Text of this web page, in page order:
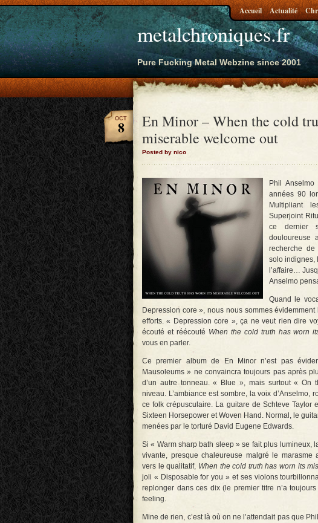
metalchroniques.fr
Pure Fucking Metal Webzine since 2001
Accueil Actualité
En Minor – When the cold
miserable welcome out
Posted by nico
OCT
8
Phil
années 90
Multipliant
Superjoint
ce dernier
douloureuse
recherche
solo indignes,
l’affaire…
Anselmo
Quand le
Depression core », nous nous sommes
efforts. « Depression core », ça ne veut rien dire
écouté et réécouté When the cold truth has worn
vous en parler.
Ce premier album de En Minor n’est pas
Mausoleums » ne convaincra toujours pas après
d’un autre tonneau. « Blue », mais surtout « On
niveau. L’ambiance est sombre, la voix d’Anselmo,
ce folk crépusculaire. La guitare de Schteve Taylor
Sixteen Horsepower et Woven Hand. Normal, le
menées par le torturé David Eugene Edwards.
Si « Warm sharp bath sleep » se fait plus lumineux,
vivante, presque chaleureuse malgré le marasme
vers le qualitatif, When the cold truth has worn its
joli « Disposable for you » et ses violons
replonger dans ces dix (le premier titre n’a
feeling.
Mine de rien, c’est là où on ne l’attendait pas que